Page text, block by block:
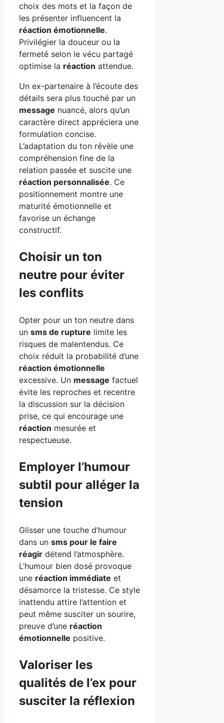
choix des mots et la façon de
les présenter influencent la
réaction émotionnelle.
Privilégier la douceur ou la
fermeté selon le vécu partagé
optimise la réaction attendue.
Un ex-partenaire à l’écoute des
détails sera plus touché par un
message nuancé, alors qu’un
caractère direct appréciera une
formulation concise.
L’adaptation du ton révèle une
compréhension fine de la
relation passée et suscite une
réaction personnalisée. Ce
positionnement montre une
maturité émotionnelle et
favorise un échange
constructif.
Choisir un ton
neutre pour éviter
les conflits
Opter pour un ton neutre dans
un sms de rupture limite les
risques de malentendus. Ce
choix réduit la probabilité d’une
réaction émotionnelle
excessive. Un message factuel
évite les reproches et recentre
la discussion sur la décision
prise, ce qui encourage une
réaction mesurée et
respectueuse.
Employer l’humour
subtil pour alléger la
tension
Glisser une touche d’humour
dans un sms pour le faire
réagir détend l’atmosphère.
L’humour bien dosé provoque
une réaction immédiate et
désamorce la tristesse. Ce style
inattendu attire l’attention et
peut même susciter un sourire,
preuve d’une réaction
émotionnelle positive.
Valoriser les
qualités de l’ex pour
susciter la réflexion